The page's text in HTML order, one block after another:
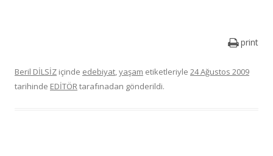
print
Beril DİLSİZ içinde edebiyat,yaşam etiketleriyle 24 Ağustos 2009
tarihinde EDİTÖRtarafınadan gönderildi.